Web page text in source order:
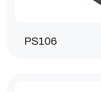
PS106